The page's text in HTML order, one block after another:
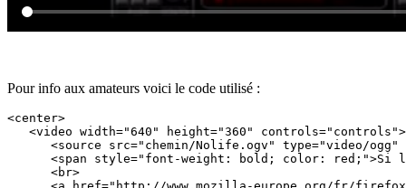
Pour info aux amateurs voici le code utilisé :
<center>
<video width="640" height="360"
<source src="chemin/Nolife.ogv" type="video/
<span style="font-weight: bold; color: red;">Si
      <br>